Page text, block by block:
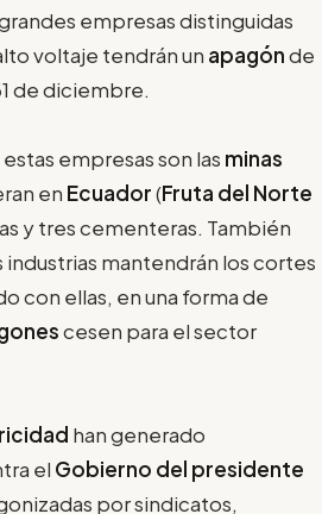
empresas distinguidas
voltaje tendrán un apagónde
de diciembre.
empresas son las minas
en Ecuador(Fruta del Norte
y tres cementeras. También
industrias mantendrán los cortes
con ellas, en una forma de
cesen para el sector
han generado
el Gobierno del presidente
por sindicatos,